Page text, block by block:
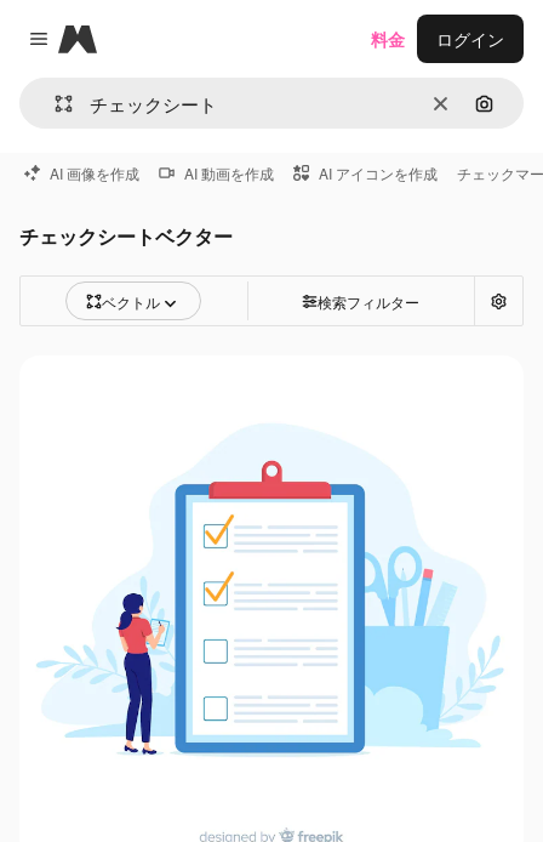
Close menu
Magnific
消去 画像で
料金 ログイン
AI 画像を作成 AI 動画を作成 AI アイコンを作成 チェックマ
チェックシートベクター
ベクトル 検索フィルター